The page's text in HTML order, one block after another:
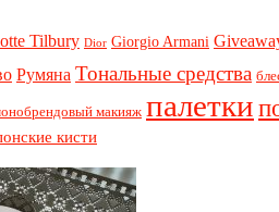
Tilbury Dior Giorgio Armani
Румяна Тональные средства
макияж палетки
кисти